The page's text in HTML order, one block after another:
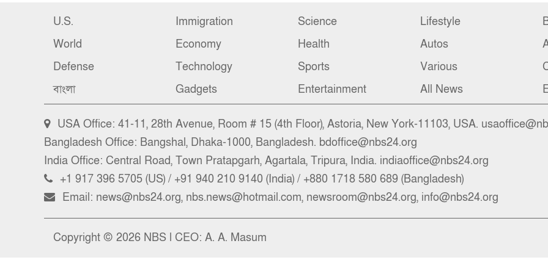
U.S.
World
Defense
বাংলা
Immigration
Economy
Technology
Gadgets
Science
Health
Sports
Entertainment
Lifestyle
Autos
Various
All News
USA Office: 41-11, 28th Avenue, Room # 15 (4th Floor), Astoria, New York-11103, USA.
Bangladesh Office: Bangshal, Dhaka-1000, Bangladesh. bdoffice@nbs24.org
India Office: Central Road, Town Pratapgarh, Agartala, Tripura, India. indiaoffice@nbs24.org
+1 917 396 5705 (US) / +91 940 210 9140 (India) / +880 1718 580 689 (Bangladesh)
Email: news@nbs24.org, nbs.news@hotmail.com, newsroom@nbs24.org, info@nbs24.org
Copyright © 2026 NBS l CEO: A. A. Masum